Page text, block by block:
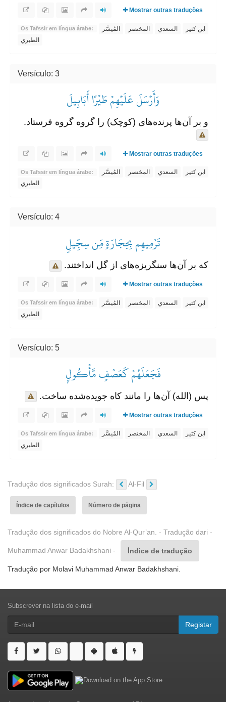
Mostrar outras traduções
Os Tafssir em língua árabe: المُيسَّر المختصر السعدي
ابن كثير
الطبري
Versículo: 3
وَأَرۡسَلَ عَلَيۡهِمۡ طَيۡرًا أَبَابِيلَ
و بر آن‌ها پرنده‌های (کوچک) را گروه گروه فرستاد.
Mostrar outras traduções
Os Tafssir em língua árabe: المُيسَّر المختصر السعدي
ابن كثير
الطبري
Versículo: 4
تَرۡمِيهِم بِحِجَارَةٖ مِّن سِجِّيلٖ
که بر آن‌ها سنگریزه‌های از گل انداختند.
Mostrar outras traduções
Os Tafssir em língua árabe: المُيسَّر المختصر السعدي
ابن كثير
الطبري
Versículo: 5
فَجَعَلَهُمۡ كَعَصۡفٖ مَّأۡكُولِۭ
پس (الله) آن‌ها را مانند کاه جویده‌شده ساخت.
Mostrar outras traduções
Os Tafssir em língua árabe: المُيسَّر المختصر السعدي
ابن كثير
الطبري
Tradução dos significados Surah: Al-Fil
Índice de capítulos Número de página
Tradução dos significados do Nobre Al-Qur’an. - Tradução dari -
Muhammad Anwar Badakhshani - Índice de tradução
Tradução por Molavi Muhammad Anwar Badakhshani.
Subscrever na lista do e-mail
Registar